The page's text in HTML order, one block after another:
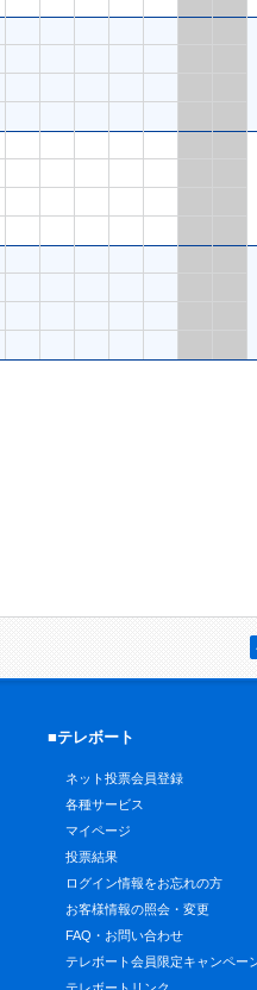
■テレボート
ネット投票会員登録
各種サービス
マイページ
投票結果
ログイン情報をお忘れの方
お客様情報の照会・変更
FAQ・お問い合わせ
テレボート会員限定キャンペー